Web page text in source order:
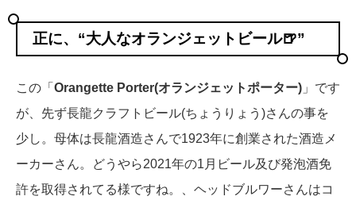
正に、“大人なオランジェットビール🍺”
この「 Orangette Porter(オランジェットポーター) 」です
が、先ず長龍クラフトビール(ちょうりょう)さんの事を
少し。母体は長龍酒造さんで1923年に創業された酒造メ
ーカーさん。どうやら2021年の1月ビール及び発泡酒免
許を取得されてる様ですね。、ヘッドブルワーさんはコ